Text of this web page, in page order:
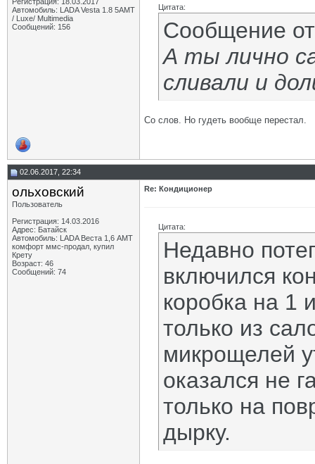
Автомобиль: LADA Vesta 1.8 5АМТ
/ Luxe/ Multimedia
Сообщений: 156
Цитата:
Сообщение
А ты лично
сливали и
Со слов. Но гудеть вообще перестал.
02.06.2017, 22:34
ольховский
Пользователь
Регистрация: 14.03.2016
Адрес: Батайск
Автомобиль: LADA Веста 1,6 АМТ
комфорт ммс-продал, купил
Крету
Возраст: 46
Сообщений: 74
Re: Кондиционер
Цитата:
Недавно
включился
коробка на 1
только из
микрощелей
оказался не
только на
дырку.